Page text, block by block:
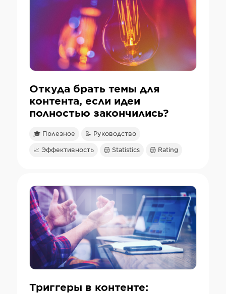
Откуда брать темы для
контента, если идеи
полностью закончились?
🎓 Полезное 📝 Руководство
📈 Эффективность Statistics Rating
Триггеры в контенте: